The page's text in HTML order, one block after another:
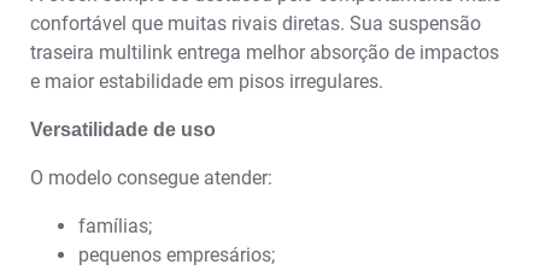
confortável que muitas rivais diretas. Sua suspensão
traseira multilink entrega melhor absorção de impactos
e maior estabilidade em pisos irregulares.
Versatilidade de uso
O modelo consegue atender:
famílias;
pequenos empresários;